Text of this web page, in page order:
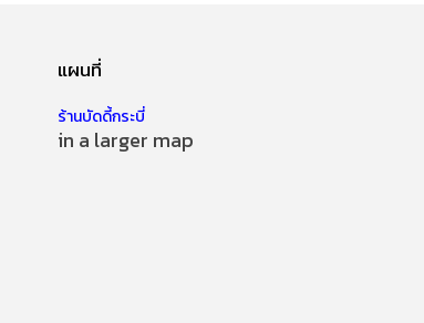
แผนที่
ร้านบัดดี้กระบี่
in a larger map